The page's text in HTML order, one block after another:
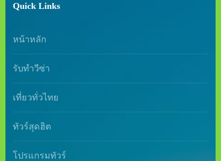
Quick Links
หน้าหลัก
รับทำวีซ่า
เที่ยวทั่วไทย
ทัวร์สุดฮิต
โปรแกรมทัวร์